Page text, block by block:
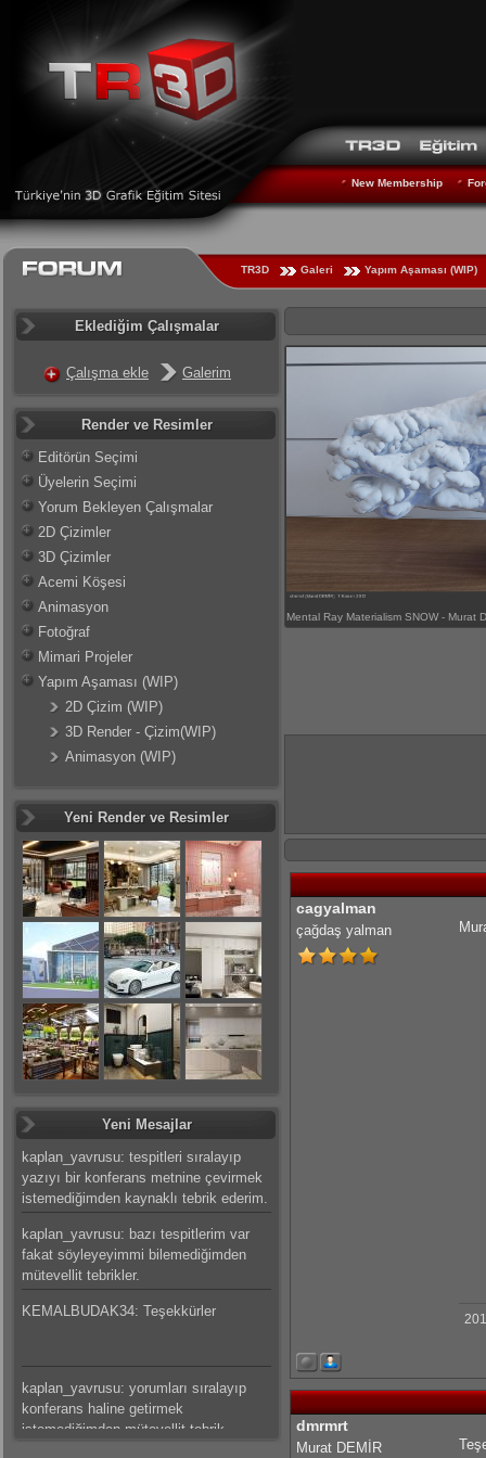
New Membership
TR3D Galeri Yapım Aşaması (WIP)
Mental Ray Materialism SNOW - Murat
cagyalman
çağdaş yalman
dmrmrt
Murat DEMİR
Eklediğim Çalışmalar
Çalışma ekle Galerim
Render ve Resimler
Editörün Seçimi
Üyelerin Seçimi
Yorum Bekleyen Çalışmalar
2D Çizimler
3D Çizimler
Acemi Köşesi
Animasyon
Fotoğraf
Mimari Projeler
Yapım Aşaması (WIP)
2D Çizim (WIP)
3D Render - Çizim(WIP)
Animasyon (WIP)
Yeni Render ve Resimler
Yeni Mesajlar
kaplan_yavrusu: tespitleri sıralayıp
yazıyı bir konferans metnine çevirmek
istemediğimden kaynaklı tebrik ederim.
kaplan_yavrusu: bazı tespitlerim var
fakat söyleyeyimmi bilemediğimden
mütevellit tebrikler.
KEMALBUDAK34: Teşekkürler
kaplan_yavrusu: yorumları sıralayıp
konferans haline getirmek
istemediğimden mütevellit tebrik